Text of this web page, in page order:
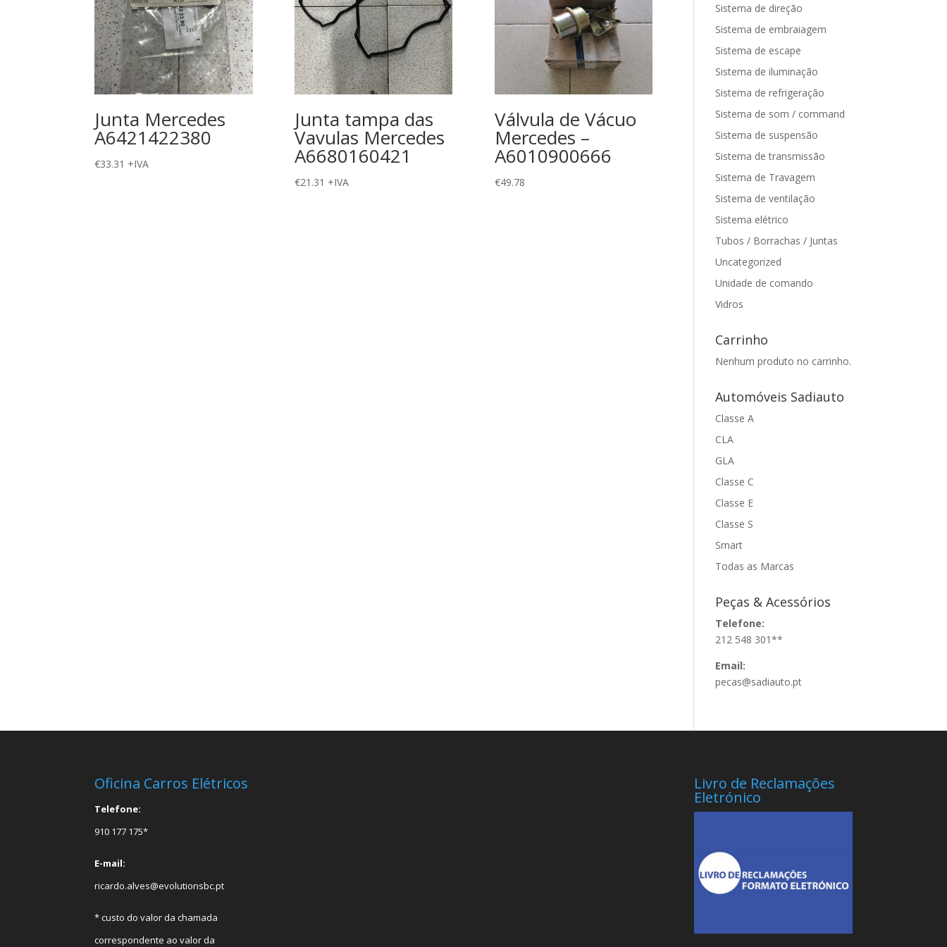
Junta Mercedes
A6421422380
€33.31 +IVA
Junta tampa das
Vavulas Mercedes
A6680160421
€21.31 +IVA
Válvula de Vácuo
Mercedes –
A6010900666
€49.78
Sistema de direção
Sistema de embraiagem
Sistema de escape
Sistema de iluminação
Sistema de refrigeração
Sistema de som / command
Sistema de suspensão
Sistema de transmissão
Sistema de Travagem
Sistema de ventilação
Sistema elétrico
Tubos / Borrachas / Juntas
Uncategorized
Unidade de comando
Vidros
Carrinho
Nenhum produto no carrinho.
Automóveis Sadiauto
Classe A
CLA
GLA
Classe C
Classe E
Classe S
Smart
Todas as Marcas
Peças & Acessórios
Telefone:
212 548 301**
Email:
pecas@sadiauto.pt
Oficina Carros Elétricos
Telefone:
910 177 175*
E-mail:
ricardo.alves@evolutionsbc.pt
* custo do valor da chamada
correspondente ao valor da
Livro de Reclamações
Eletrónico